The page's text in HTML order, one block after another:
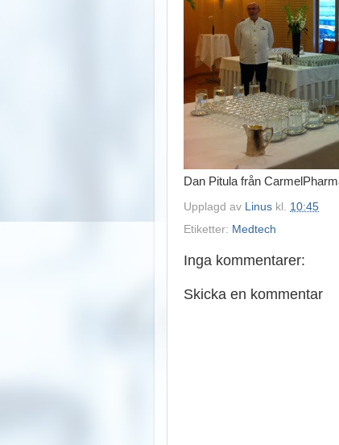
Dan Pitula från
Upplagd av Linus kl. 10:45
Etiketter: Medtech
Inga kommentarer:
Skicka en kommentar